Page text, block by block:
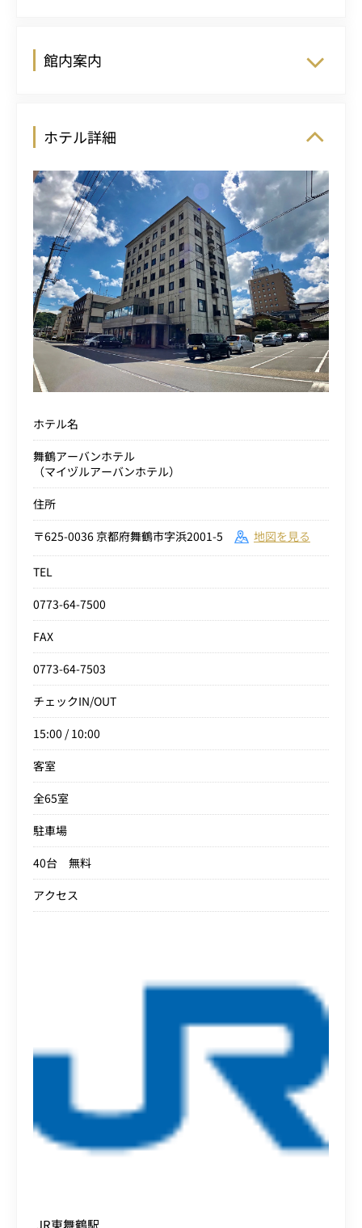
館内案内
ホテル詳細
ホテル名
舞鶴アーバンホテル
（マイヅルアーバンホテル）
住所
〒625-0036 京都府舞鶴市字浜2001-5
地図を見る
TEL
0773-64-7500
FAX
0773-64-7503
チェックIN/OUT
15:00 / 10:00
客室
全65室
駐車場
40台 無料
アクセス
JR東舞鶴駅